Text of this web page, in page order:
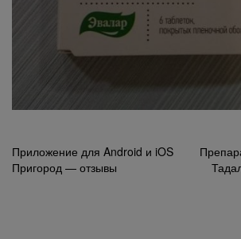
Навигация
по
Приложение для Android и iOS
Пригород — отзывы